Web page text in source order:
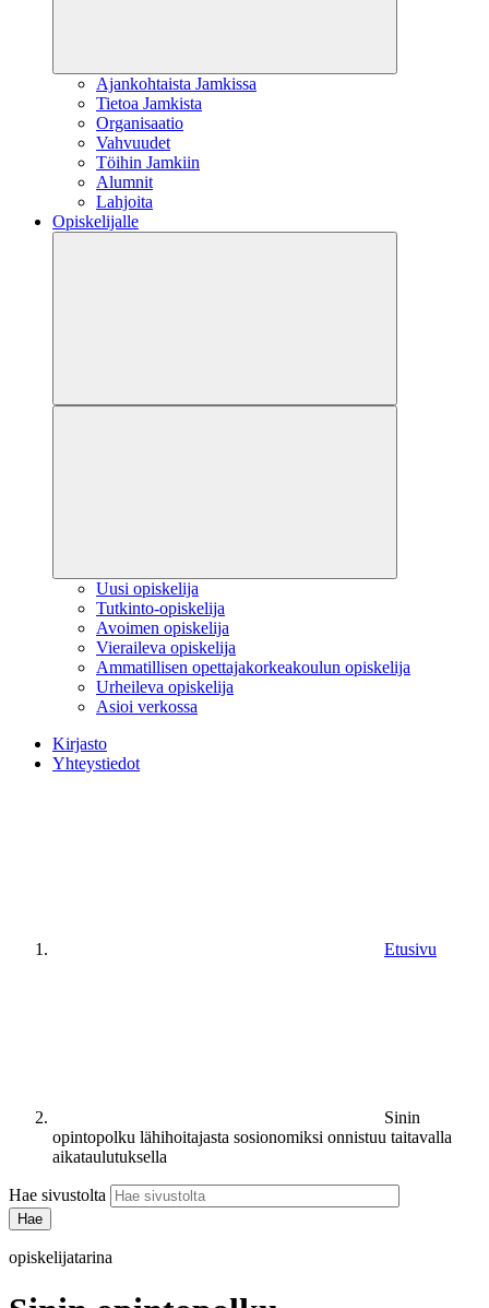
Ajankohtaista Jamkissa
Tietoa Jamkista
Organisaatio
Vahvuudet
Töihin Jamkiin
Alumnit
Lahjoita
Opiskelijalle
Uusi opiskelija
Tutkinto-opiskelija
Avoimen opiskelija
Vieraileva opiskelija
Ammatillisen opettajakorkeakoulun opiskelija
Urheileva opiskelija
Asioi verkossa
Kirjasto
Yhteystiedot
Etusivu
Sinin
opintopolku lähihoitajasta sosionomiksi onnistuu taitavalla
aikataulutuksella
Hae sivustolta
opiskelijatarina